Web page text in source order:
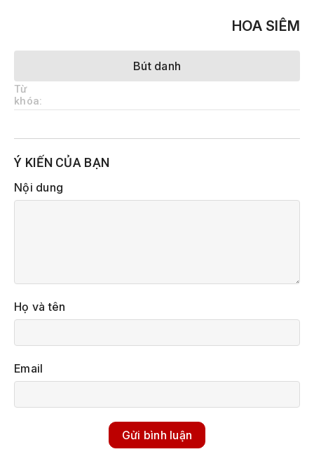
HOA SIÊM
Bút danh
Từ
khóa:
Ý KIẾN CỦA BẠN
Nội dung
Họ và tên
Email
Gửi bình luận